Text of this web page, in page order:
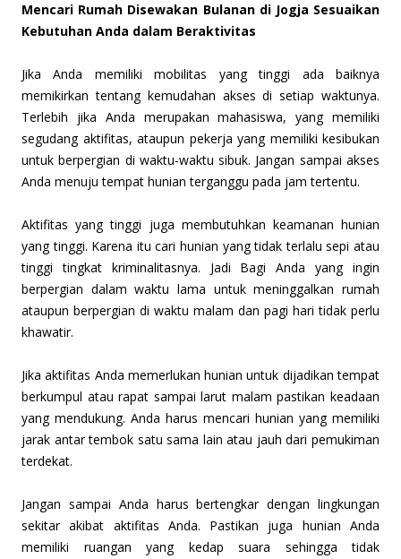
Mencari Rumah Disewakan Bulanan di Jogja Sesuaikan
Kebutuhan Anda dalam Beraktivitas
Jika Anda memiliki mobilitas yang tinggi ada baiknya
memikirkan tentang kemudahan akses di setiap waktunya.
Terlebih jika Anda merupakan mahasiswa, yang memiliki
segudang aktifitas, ataupun pekerja yang memiliki kesibukan
untuk berpergian di waktu-waktu sibuk. Jangan sampai akses
Anda menuju tempat hunian terganggu pada jam tertentu.
Aktifitas yang tinggi juga membutuhkan keamanan hunian
yang tinggi. Karena itu cari hunian yang tidak terlalu sepi atau
tinggi tingkat kriminalitasnya. Jadi Bagi Anda yang ingin
berpergian dalam waktu lama untuk meninggalkan rumah
ataupun berpergian di waktu malam dan pagi hari tidak perlu
khawatir.
Jika aktifitas Anda memerlukan hunian untuk dijadikan tempat
berkumpul atau rapat sampai larut malam pastikan keadaan
yang mendukung. Anda harus mencari hunian yang memiliki
jarak antar tembok satu sama lain atau jauh dari pemukiman
terdekat.
Jangan sampai Anda harus bertengkar dengan lingkungan
sekitar akibat aktifitas Anda. Pastikan juga hunian Anda
memiliki ruangan yang kedap suara sehingga tidak